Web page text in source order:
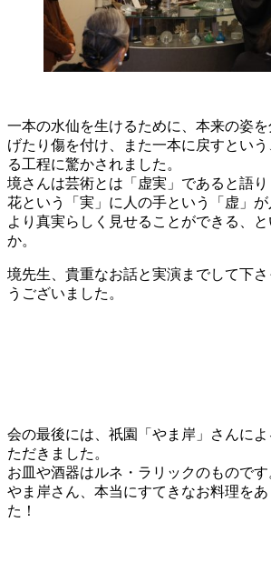
一本の水仙を生けるために、本来の姿
げたり傷を付け、また一本に戻すとい
る工程に驚かされました。
境さんは芸術とは「虚実」であると語り
花という「実」に人の手という「虚」
より真実らしく見せることができる、
か。
境先生、貴重なお話と実演までして下
うございました。
会の最後には、祇園「やま岸」さんに
ただきました。
お皿や酒器はルネ・ラリックのものです
やま岸さん、本当にすてきなお料理を
た！